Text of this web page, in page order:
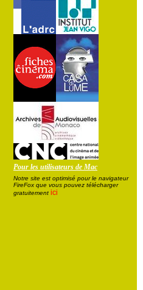
Pour les utilisateurs de Mac
Notre site est optimisé pour le navigateur
FireFox que vous pouvez télécharger
gratuitement ici